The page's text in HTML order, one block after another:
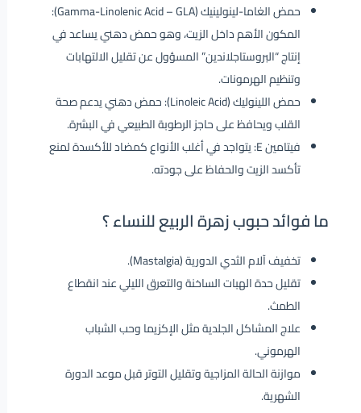
حمض الغاما-لينولينيك (Gamma-Linolenic Acid – GLA):
المكون الأهم داخل الزيت، وهو حمض دهني يساعد في
إنتاج “البروستاجلاندين” المسؤول عن تقليل الالتهابات
وتنظيم الهرمونات.
حمض اللينوليك (Linoleic Acid): حمض دهني يدعم صحة
القلب ويحافظ على حاجز الرطوبة الطبيعي في البشرة.
فيتامين E: يتواجد في أغلب الأنواع كمضاد للأكسدة لمنع
تأكسد الزيت والحفاظ على جودته.
ما فوائد حبوب زهرة الربيع للنساء ؟
تخفيف آلام الثدي الدورية (Mastalgia).
تقليل حدة الهبات الساخنة والتعرق الليلي عند انقطاع
الطمث.
علاج المشاكل الجلدية مثل الإكزيما وحب الشباب
الهرموني.
موازنة الحالة المزاجية وتقليل التوتر قبل موعد الدورة
الشهرية.